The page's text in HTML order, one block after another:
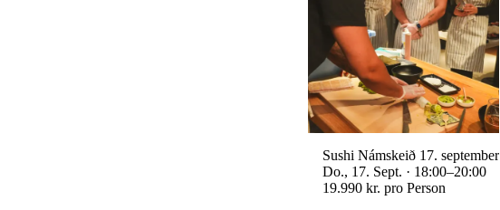
Sushi Námskeið 17. september
Do., 17. Sept. · 18:00–20:00
19.990 kr. pro Person